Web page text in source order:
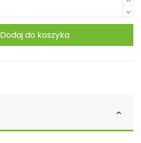
Dodaj do koszyka